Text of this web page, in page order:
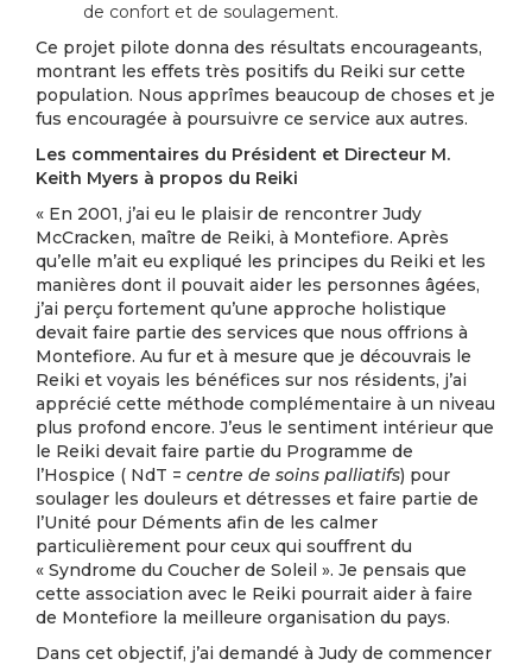
de confort et de soulagement.
Ce projet pilote donna des résultats encourageants,
montrant les effets très positifs du Reiki sur cette
population. Nous apprîmes beaucoup de choses et je
fus encouragée à poursuivre ce service aux autres.
Les commentaires du Président et Directeur M.
Keith Myers à propos du Reiki
« En 2001, j’ai eu le plaisir de rencontrer Judy
McCracken, maître de Reiki, à Montefiore. Après
qu’elle m’ait eu expliqué les principes du Reiki et les
manières dont il pouvait aider les personnes âgées,
j’ai perçu fortement qu’une approche holistique
devait faire partie des services que nous offrions à
Montefiore. Au fur et à mesure que je découvrais le
Reiki et voyais les bénéfices sur nos résidents, j’ai
apprécié cette méthode complémentaire à un niveau
plus profond encore. J’eus le sentiment intérieur que
le Reiki devait faire partie du Programme de
l’Hospice ( NdT = centre de soins palliatifs) pour
soulager les douleurs et détresses et faire partie de
l’Unité pour Déments afin de les calmer
particulièrement pour ceux qui souffrent du
« Syndrome du Coucher de Soleil ». Je pensais que
cette association avec le Reiki pourrait aider à faire
de Montefiore la meilleure organisation du pays.
Dans cet objectif, j’ai demandé à Judy de commencer